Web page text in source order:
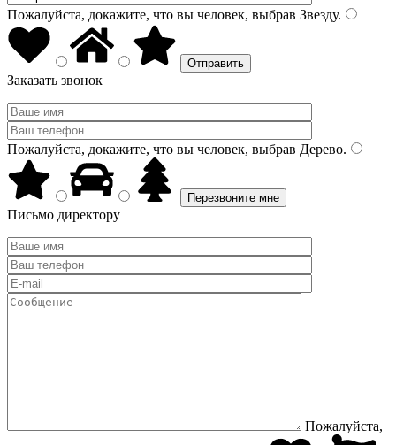
Пожалуйста, докажите, что вы человек, выбрав Звезду.
Заказать звонок
Пожалуйста, докажите, что вы человек, выбрав Дерево.
Письмо директору
Пожалуйста,